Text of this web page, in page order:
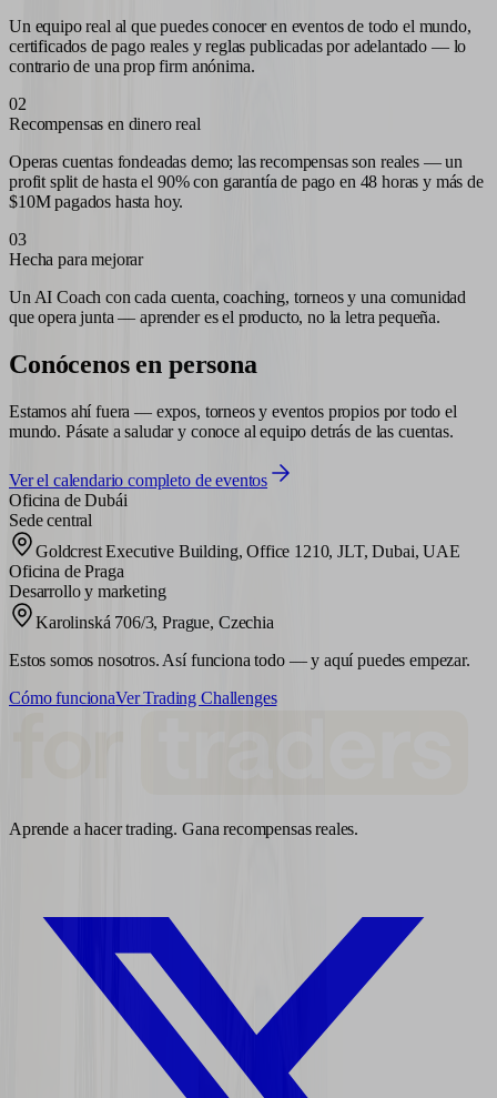
Un equipo real al que puedes conocer en eventos de todo el mundo,
certificados de pago reales y reglas publicadas por adelantado — lo
contrario de una prop firm anónima.
02
Recompensas en dinero real
Operas cuentas fondeadas demo; las recompensas son reales — un
profit split de hasta el 90% con garantía de pago en 48 horas y más de
$10M pagados hasta hoy.
03
Hecha para mejorar
Un AI Coach con cada cuenta, coaching, torneos y una comunidad
que opera junta — aprender es el producto, no la letra pequeña.
Conócenos en persona
Estamos ahí fuera — expos, torneos y eventos propios por todo el
mundo. Pásate a saludar y conoce al equipo detrás de las cuentas.
Ver el calendario completo de eventos
Oficina de Dubái
Sede central
Goldcrest Executive Building, Office 1210, JLT, Dubai, UAE
Oficina de Praga
Desarrollo y marketing
Karolinská 706/3, Prague, Czechia
Estos somos nosotros. Así funciona todo — y aquí puedes empezar.
Cómo funcionaVer Trading Challenges
Aprende a hacer trading. Gana recompensas reales.